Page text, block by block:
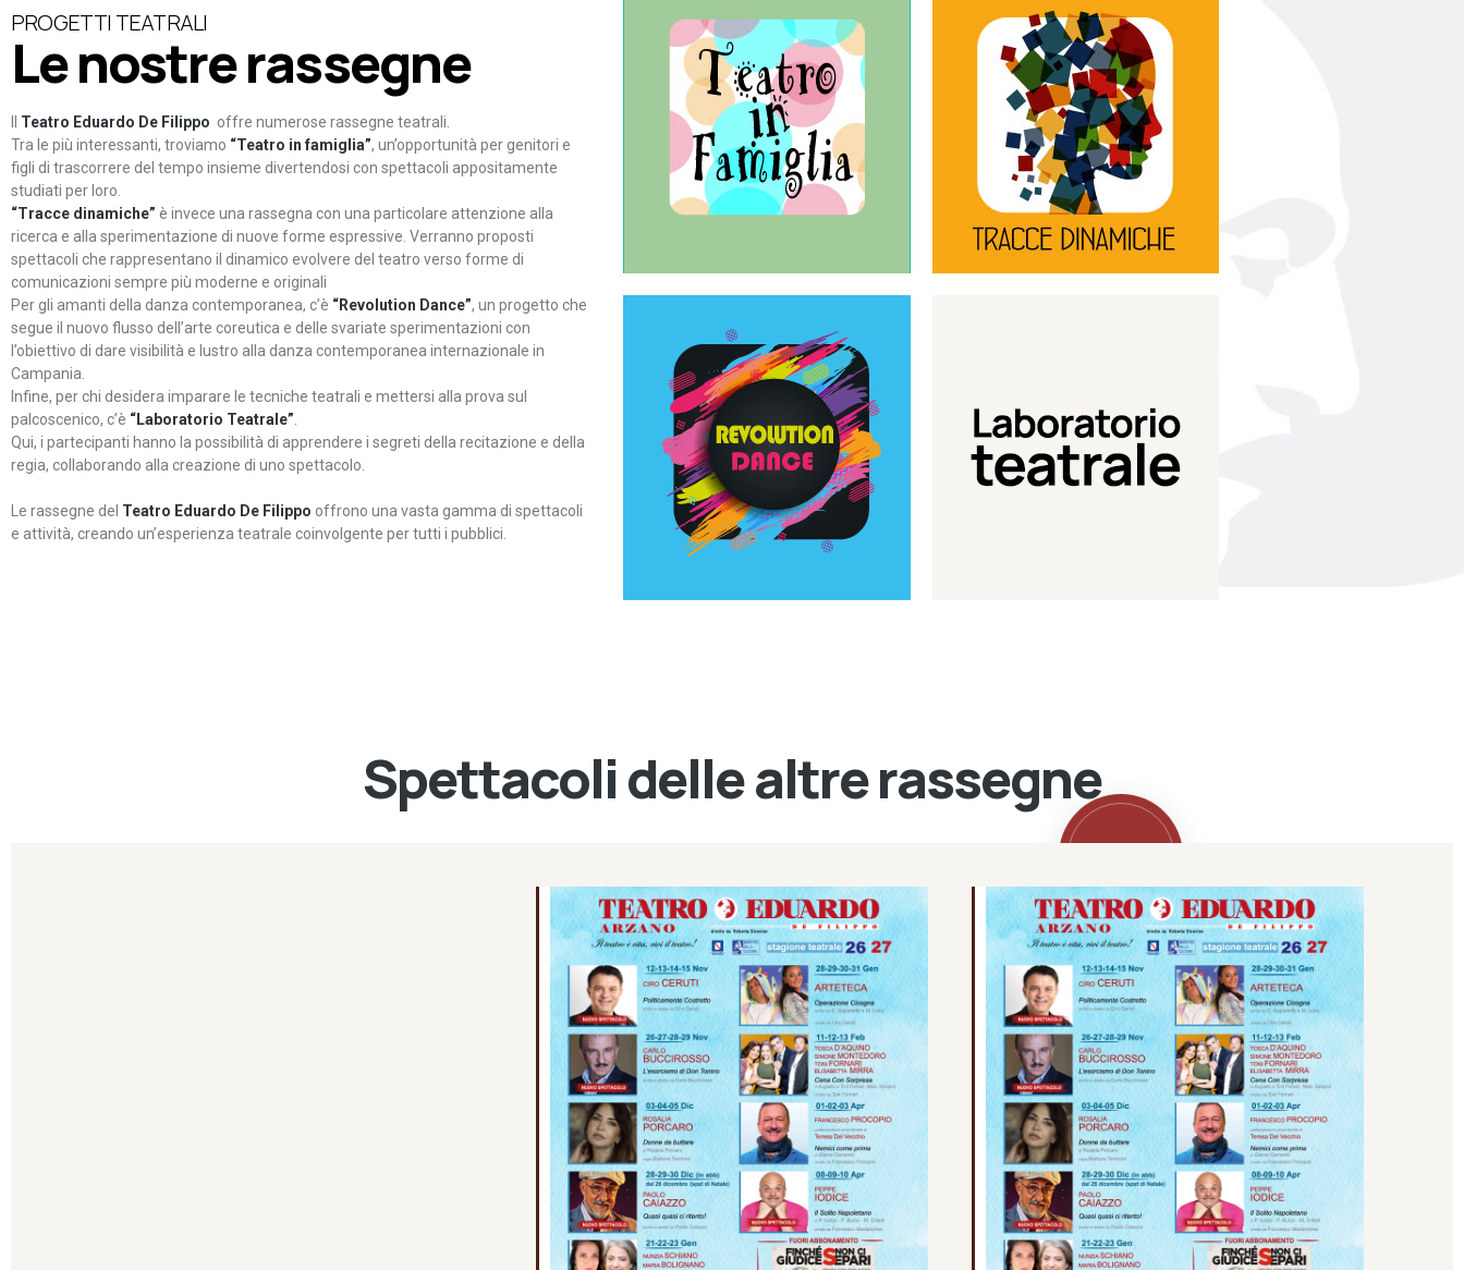
PROGETTI TEATRALI
Le nostre rassegne
Teatro Eduardo De Filippo offre numerose rassegne teatrali.
Tra le più interessanti, troviamo “Teatro in famiglia”, un’opportunità per genitori e
figli di trascorrere del tempo insieme divertendosi con spettacoli appositamente
studiati per loro.
“Tracce dinamiche” è invece una rassegna con una particolare attenzione alla
ricerca e alla sperimentazione di nuove forme espressive. Verranno proposti
spettacoli che rappresentano il dinamico evolvere del teatro verso forme di
comunicazioni sempre più moderne e originali
Per gli amanti della danza contemporanea, c’è “Revolution Dance”, un progetto che
segue il nuovo flusso dell’arte coreutica e delle svariate sperimentazioni con
l’obiettivo di dare visibilità e lustro alla danza contemporanea internazionale in
Campania.
Infine, per chi desidera imparare le tecniche teatrali e mettersi alla prova sul
palcoscenico, c’è “Laboratorio Teatrale”
Qui, i partecipanti hanno la possibilità di apprendere i segreti della recitazione e della
regia, collaborando alla creazione di uno spettacolo.
Le rassegne del Teatro Eduardo De Filippo offrono una vasta gamma di spettacoli
e attività, creando un’esperienza teatrale coinvolgente per tutti i pubblici.
Teatro in famiglia
Teatro In Famiglia è una
rassegna di teatro concepita
per far condividere e godere
del teatro all’intera famiglia.
Continua
Tracce dinamiche
Tracce Dinamiche è una
rassegna di teatro
d’innovazione e sperimentale.
Continua
Revolution Dance
Rassegna di danza
contemporanea – I Edizione
Continua
Laboratorio di teatro del
Teatro Eduardo de Filippo
Spettacoli delle altre rassegne